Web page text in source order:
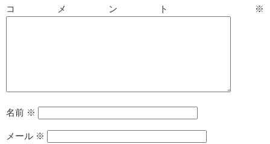
コメント ※
名前 ※
メール ※